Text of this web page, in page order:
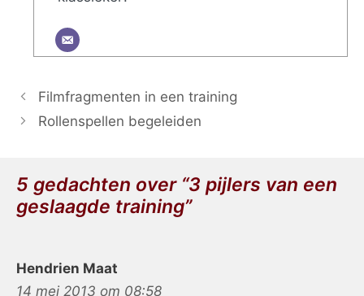
Filmfragmenten in een training
Rollenspellen begeleiden
5 gedachten over “3 pijlers van een
geslaagde training”
Hendrien Maat
14 mei 2013 om 08:58